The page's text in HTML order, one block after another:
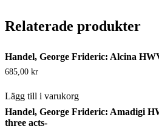
Relaterade produkter
Handel, George Frideric: Alcina
685,00 kr
Lägg till i varukorg
Handel, George Frideric: Amadigi
three acts-